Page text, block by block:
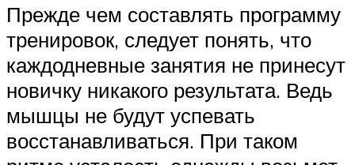
Прежде чем составлять программу
тренировок, следует понять, что
каждодневные занятия не принесут
новичку никакого результата. Ведь
мышцы не будут успевать
восстанавливаться. При таком